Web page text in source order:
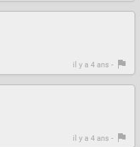
il y a 4 ans -
il y a 4 ans -